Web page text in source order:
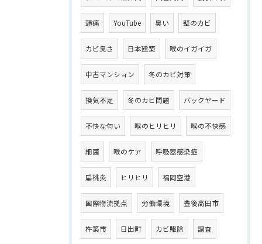
頭痛 YouTube 臭い 壁のカビ
カビ臭さ 日本建築 喉のイガイガ
中古マンション 冬のカビ対策
換気不足 冬のカビ問題 バックヤード
不快な匂い 喉のヒリヒリ 喉の不快感
細菌 喉のケア 呼吸器感染症
扁桃炎 ヒリヒリ 福岡空港
国際物流拠点 労働環境 豊後高田市
杵築市 日出町 カビ駆除 調査